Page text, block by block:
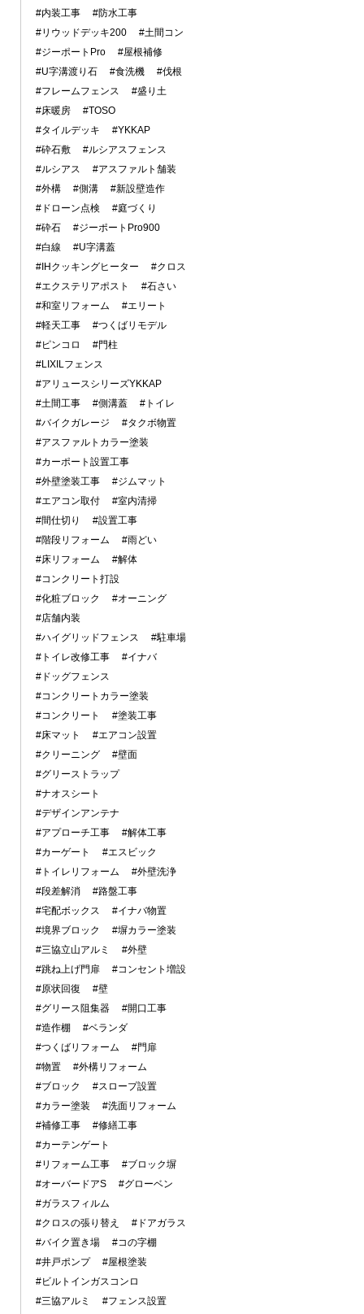
#内装工事
#防水工事
#リウッドデッキ200
#土間コン
#ジーポートPro
#屋根補修
#U字溝渡り石
#食洗機
#伐根
#フレームフェンス
#盛り土
#床暖房
#TOSO
#タイルデッキ
#YKKAP
#砕石敷
#ルシアスフェンス
#ルシアス
#アスファルト舗装
#外構
#側溝
#新設壁造作
#ドローン点検
#庭づくり
#砕石
#ジーポートPro900
#白線
#U字溝蓋
#IHクッキングヒーター
#クロス
#エクステリアポスト
#石さい
#和室リフォーム
#エリート
#軽天工事
#つくばリモデル
#ピンコロ
#門柱
#LIXILフェンス
#アリュースシリーズYKKAP
#土間工事
#側溝蓋
#トイレ
#バイクガレージ
#タクボ物置
#アスファルトカラー塗装
#カーポート設置工事
#外壁塗装工事
#ジムマット
#エアコン取付
#室内清掃
#間仕切り
#設置工事
#階段リフォーム
#雨どい
#床リフォーム
#解体
#コンクリート打設
#化粧ブロック
#オーニング
#店舗内装
#ハイグリッドフェンス
#駐車場
#トイレ改修工事
#イナバ
#ドッグフェンス
#コンクリートカラー塗装
#コンクリート
#塗装工事
#床マット
#エアコン設置
#クリーニング
#壁面
#グリーストラップ
#ナオスシート
#デザインアンテナ
#アプローチ工事
#解体工事
#カーゲート
#エスビック
#トイレリフォーム
#外壁洗浄
#段差解消
#路盤工事
#宅配ボックス
#イナバ物置
#境界ブロック
#塀カラー塗装
#三協立山アルミ
#外壁
#跳ね上げ門扉
#コンセント増設
#原状回復
#壁
#グリース阻集器
#開口工事
#造作棚
#ベランダ
#つくばリフォーム
#門扉
#物置
#外構リフォーム
#ブロック
#スロープ設置
#カラー塗装
#洗面リフォーム
#補修工事
#修繕工事
#カーテンゲート
#リフォーム工事
#ブロック塀
#オーバードアS
#グローベン
#ガラスフィルム
#クロスの張り替え
#ドアガラス
#バイク置き場
#コの字棚
#井戸ポンプ
#屋根塗装
#ビルトインガスコンロ
#三協アルミ
#フェンス設置